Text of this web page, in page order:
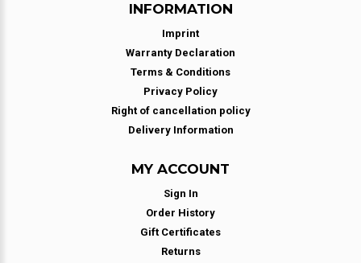
INFORMATION
Imprint
Warranty Declaration
Terms & Conditions
Privacy Policy
Right of cancellation policy
Delivery Information
MY ACCOUNT
Sign In
Order History
Gift Certificates
Returns